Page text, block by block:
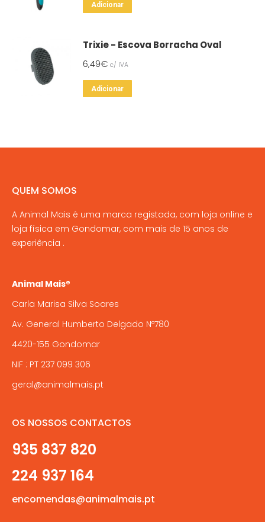
Adicionar
Trixie - Escova Borracha Oval
6,49€ c/ IVA
Adicionar
QUEM SOMOS
A Animal Mais é uma marca registada, com loja online e
loja física em Gondomar, com mais de 15 anos de
experiência .
Animal Mais®
Carla Marisa Silva Soares
Av. General Humberto Delgado Nº780
4420-155 Gondomar
NIF : PT 237 099 306
geral@animalmais.pt
OS NOSSOS CONTACTOS
935 837 820
224 937 164
encomendas@animalmais.pt